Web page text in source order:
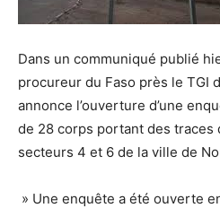
Dans un communiqué publié
procureur du Faso près le TGI
annonce l’ouverture d’une
de 28 corps portant des traces
secteurs 4 et 6 de la ville de
» Une enquête a été ouverte